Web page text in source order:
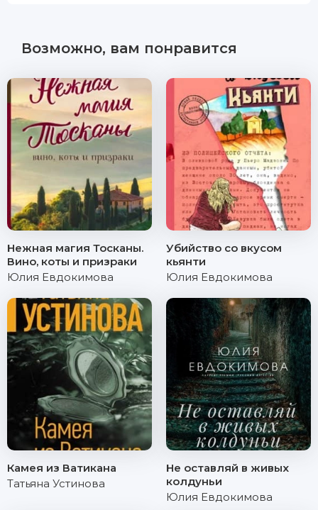
Возможно, вам понравится
Нежная магия Тосканы.
Вино, коты и призраки
Юлия Евдокимова
Убийство со вкусом
кьянти
Юлия Евдокимова
Камея из Ватикана
Татьяна Устинова
Не оставляй в живых
колдуньи
Юлия Евдокимова